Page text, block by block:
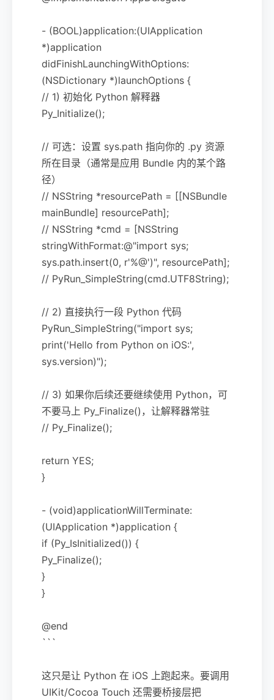
- (BOOL)application:(UIApplication
*)application
didFinishLaunchingWithOptions:
(NSDictionary *)launchOptions {
// 1) 初始化 Python 解释器
Py_Initialize();
// 可选：设置 sys.path 指向你的 .py 资源
所在目录（通常是应用 Bundle 内的某个路
径）
// NSString *resourcePath = [[NSBundle
mainBundle] resourcePath];
// NSString *cmd = [NSString
stringWithFormat:@"import sys;
sys.path.insert(0, r'%@')", resourcePath];
// PyRun_SimpleString(cmd.UTF8String);
// 2) 直接执行一段 Python 代码
PyRun_SimpleString("import sys;
print('Hello from Python on iOS:',
sys.version)");
// 3) 如果你后续还要继续使用 Python，可
不要马上 Py_Finalize()，让解释器常驻
// Py_Finalize();
return YES;
}
- (void)applicationWillTerminate:
(UIApplication *)application {
if (Py_IsInitialized()) {
Py_Finalize();
}
}
@end
```
这只是让 Python 在 iOS 上跑起来。要调用
UIKit/Cocoa Touch 还需要桥接层把